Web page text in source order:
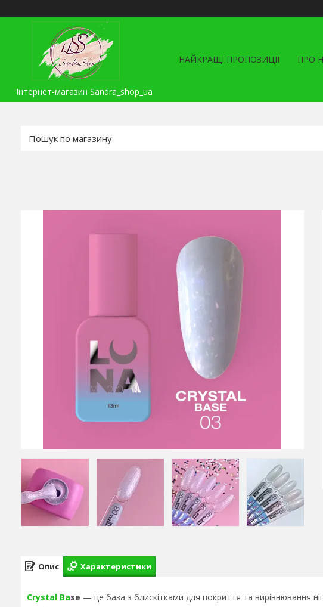
Інтернет-магазин Sandra_shop_ua
НАЙКРАЩІ ПРОПОЗИЦІЇ ПРО
Опис Характеристики
Crystal Base — це база з блискітками для покриття та вирівнювання